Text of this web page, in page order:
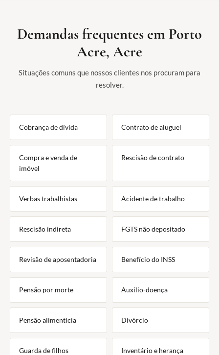
Demandas frequentes em Porto
Acre, Acre
Situações comuns que nossos clientes nos procuram para
resolver.
Cobrança de dívida Contrato de aluguel
Compra e venda de
imóvel
Rescisão de contrato
Verbas trabalhistas Acidente de trabalho
Rescisão indireta FGTS não depositado
Revisão de aposentadoria Benefício do INSS
Pensão por morte Auxílio-doença
Pensão alimentícia Divórcio
Guarda de filhos Inventário e herança